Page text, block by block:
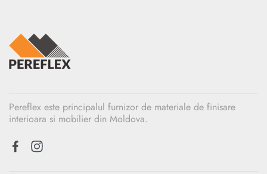
Pereflex este principalul furnizor de materiale de finisare
interioara si mobilier din Moldova.